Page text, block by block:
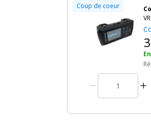
Coup de coeur